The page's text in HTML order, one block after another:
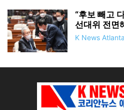
“후보 빼고
선대위 전면
K News Atlanta